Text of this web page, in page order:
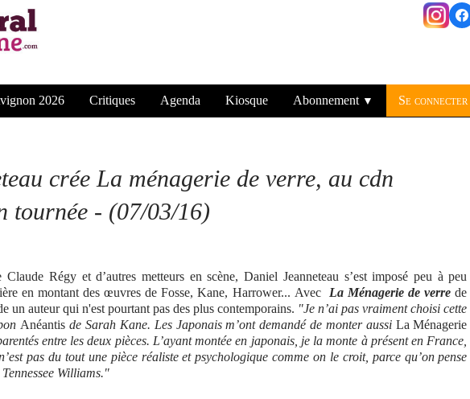
2026 Critiques Agenda Kiosque Abonnement ▼ Se connecter
crée La ménagerie de verre, au cdn
tournée - (07/03/16)
Claude Régy et d’autres metteurs en scène, Daniel Jeanneteau s’est imposé peu à peu
en montant des œuvres de Fosse, Kane, Harrower... Avec La Ménagerie de verrede
un auteur qui n'est pourtant pas des plus contemporains. "Je n’ai pas vraiment choisi cette
Anéantisde Sarah Kane. Les Japonais m’ont demandé de monter aussi La Ménagerie
entre les deux pièces. L’ayant montée en japonais, je la monte à présent en France,
pas du tout une pièce réaliste et psychologique comme on le croit, parce qu’on pense
Williams."